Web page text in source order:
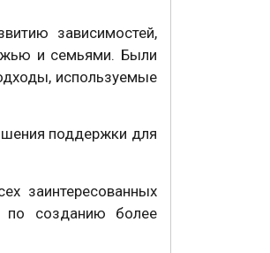
зависимостей,
и семьями. Были
используемые
поддержки для
заинтересованных
по созданию более